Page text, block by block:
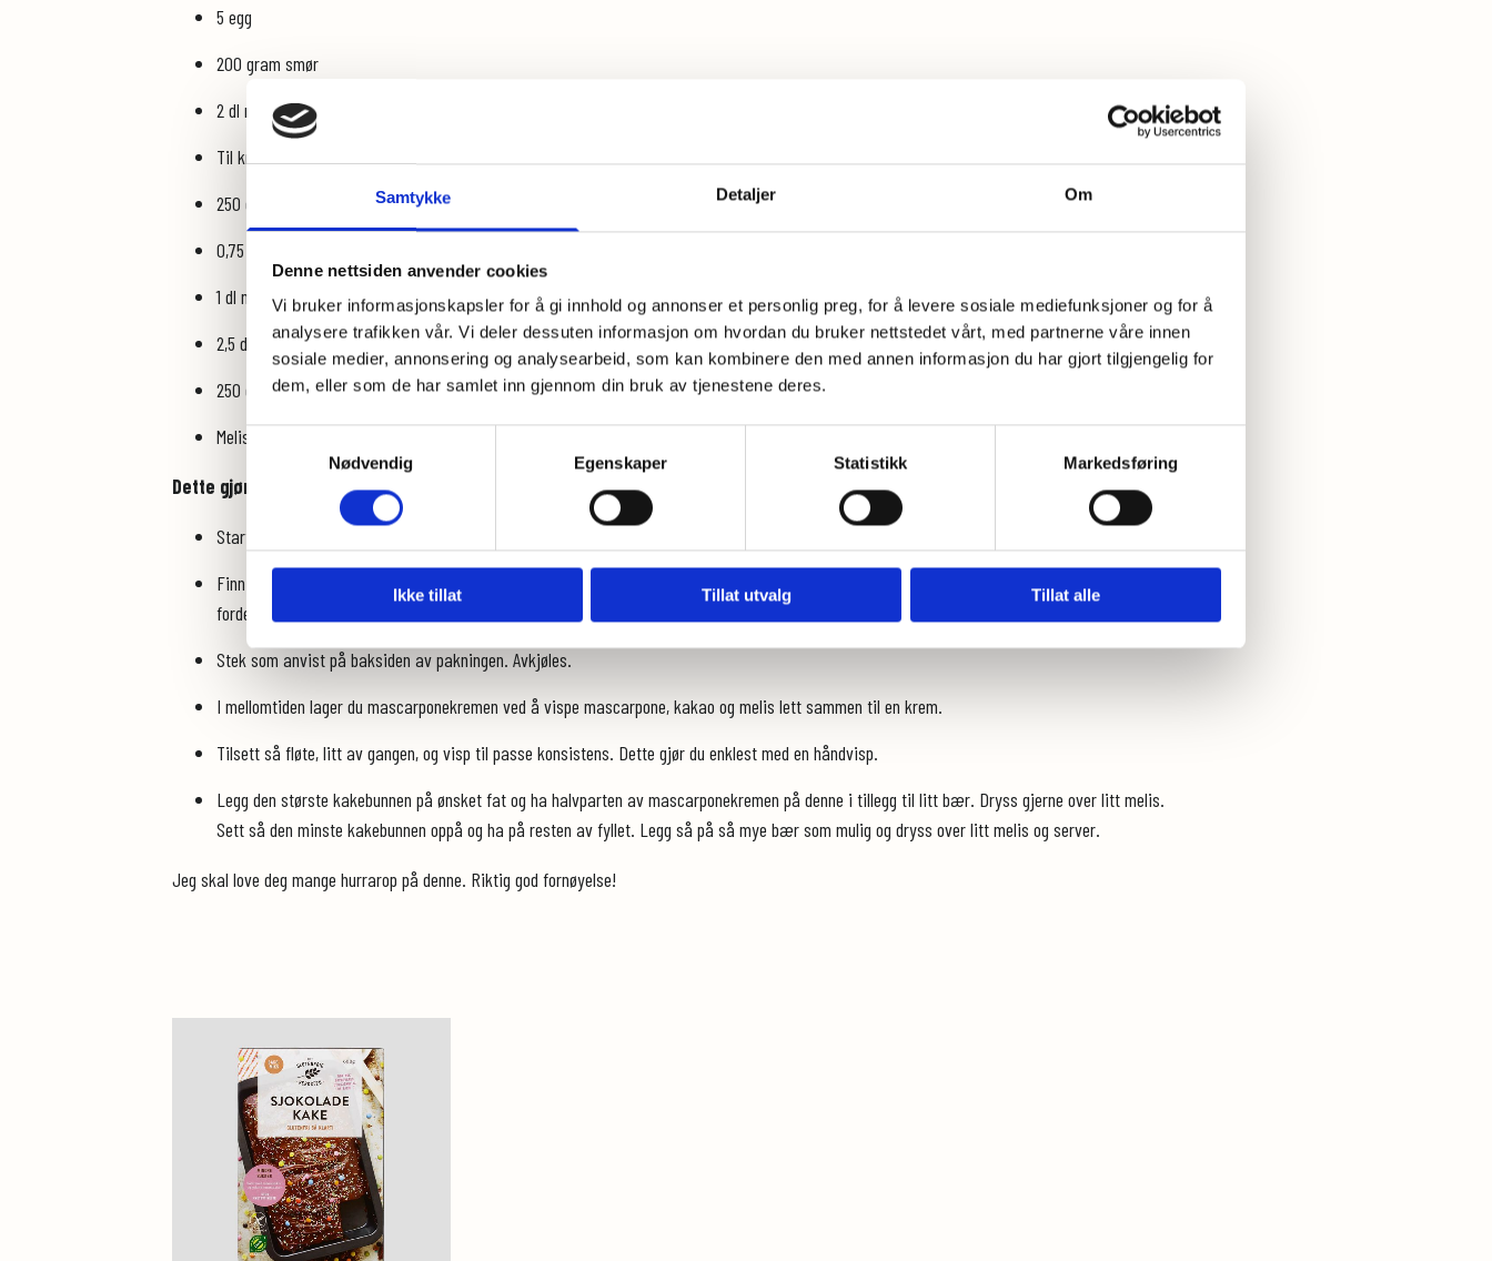
Samtykke Detaljer Om
Denne nettsiden anvender cookies
Vi bruker informasjonskapsler for å gi innhold og annonser et personlig preg, for å levere sosiale mediefunksjoner og for å
analysere trafikken vår. Vi deler dessuten informasjon om hvordan du bruker nettstedet vårt, med partnerne våre innen
sosiale medier, annonsering og analysearbeid, som kan kombinere den med annen informasjon du har gjort tilgjengelig for
dem, eller som de har samlet inn gjennom din bruk av tjenestene deres.
Samtykkevalg
Nødvendig
Egenskaper Statistikk Markedsføring
Ikke tillat Tillat utvalg Tillat alle
5 egg
200 gram smør
2 dl melk
Til kremen trenger du:
250 g mascarpone
0,75 dl kakao (jeg brukte bakekakao)
1 dl melis
2,5 dl fløte
250 gram friske bær etter årstiden til pynt
Melis til dryss
Dette gjør du:
Start med å lage Sjokoladekakebunnen fra miksen.
Finn frem to springformer i ulike størrelser, jeg brukte en 18 cm og en 22 cm, smør disse og dryss et tynt lag med kakao i før du heller i røra
fordelt på disse to.
Stek som anvist på baksiden av pakningen. Avkjøles.
I mellomtiden lager du mascarponekremen ved å vispe mascarpone, kakao og melis lett sammen til en krem.
Tilsett så fløte, litt av gangen, og visp til passe konsistens. Dette gjør du enklest med en håndvisp.
Legg den største kakebunnen på ønsket fat og ha halvparten av mascarponekremen på denne i tillegg til litt bær. Dryss gjerne over litt melis.
Sett så den minste kakebunnen oppå og ha på resten av fyllet. Legg så på så mye bær som mulig og dryss over litt melis og server.
Jeg skal love deg mange hurrarop på denne. Riktig god fornøyelse!